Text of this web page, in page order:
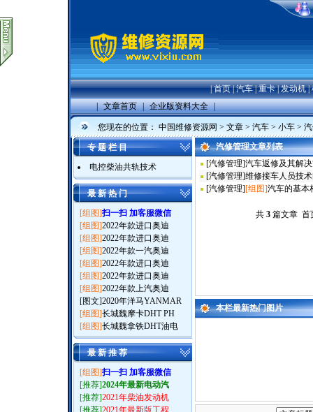
|首页|汽车|重卡|发动机|
| 文章首页 | 企业版资料大全 |
您现在的位置： 中国维修资源网 > 文章 > 汽车 > 小车 >
专 题 栏 目
电控柴油共轨技术
最 新 热 门
[组图]扫一扫 加客服微信
[组图]2022年款进口奥迪
[组图]2022年款进口奥迪
[组图]2022年款一汽奥迪
[组图]2022年款进口奥迪
[组图]2022年款进口奥迪
[组图]2022年款上汽奥迪
[图文]2020年洋马YANMAR
[组图]长城魏摩卡DHT PH
[组图]长城魏拿铁DHT油电
最 新 推 荐
[组图]扫一扫 加客服微信
[推荐]2024年最新电动汽
[推荐]2021年柴油发动机
[推荐]2021年最新版工程
汽修管理文章列表
[汽修管理]汽车返修及其解
[汽修管理]维修接车人员技
[汽修管理][组图]汽车的基本
共 3篇文章 首
本栏最新热门图片